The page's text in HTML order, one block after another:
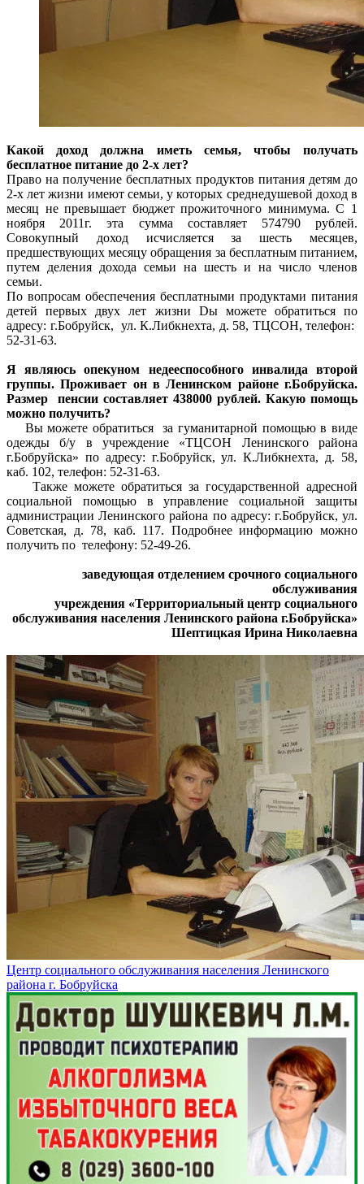
Какой доход должна иметь семья, чтобы получать
бесплатное питание до 2-х лет?
Право на получение бесплатных продуктов питания детям до
2-х лет жизни имеют семьи, у которых среднедушевой доход в
месяц не превышает бюджет прожиточного минимума. С 1
ноября 2011г. эта сумма составляет 574790 рублей.
Совокупный доход исчисляется за шесть месяцев,
предшествующих месяцу обращения за бесплатным питанием,
путем деления дохода семьи на шесть и на число членов
семьи.
По вопросам обеспечения бесплатными продуктами питания
детей первых двух лет жизни Dы можете обратиться по
адресу: г.Бобруйск, ул. К.Либкнехта, д. 58, ТЦСОН, телефон:
52-31-63.
Я являюсь опекуном недееспособного инвалида второй
группы. Проживает он в Ленинском районе г.Бобруйска.
Размер пенсии составляет 438000 рублей. Какую помощь
можно получить?
Вы можете обратиться за гуманитарной помощью в виде
одежды б/у в учреждение «ТЦСОН Ленинского района
г.Бобруйска» по адресу: г.Бобруйск, ул. К.Либкнехта, д. 58,
каб. 102, телефон: 52-31-63.
Также можете обратиться за государственной адресной
социальной помощью в управление социальной защиты
администрации Ленинского района по адресу: г.Бобруйск, ул.
Советская, д. 78, каб. 117. Подробнее информацию можно
получить по телефону: 52-49-26.
заведующая отделением срочного социального
обслуживания
учреждения «Территориальный центр социального
обслуживания населения Ленинского района г.Бобруйска»
Шептицкая Ирина Николаевна
Центр социального обслуживания населения Ленинского
района г. Бобруйска